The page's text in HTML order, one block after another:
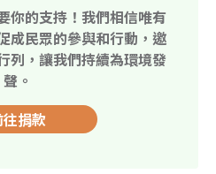
你的支持！我們相信唯有
成民眾的參與和行動，邀
列，讓我們持續為環境發
聲。
往捐款